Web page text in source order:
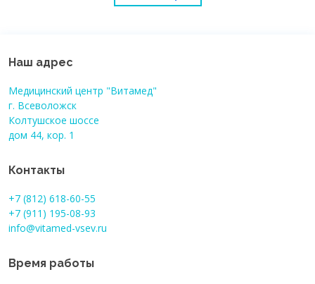
Наш адрес
Медицинский центр "Витамед"
г. Всеволожск
Колтушское шоссе
дом 44, кор. 1
Контакты
+7 (812) 618-60-55
+7 (911) 195-08-93
info@vitamed-vsev.ru
Время работы